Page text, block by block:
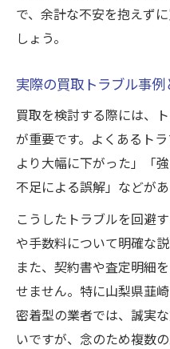
で、余計な不安を抱えず
しょう。
実際の買取トラブル事
買取を検討する際には、
が重要です。よくあるト
より大幅に下がった」「
不足による誤解」などがあ
こうしたトラブルを回避
や手数料について明確な
また、契約書や査定明細
せません。特に山梨県韮
密着型の業者では、誠実
いですが、念のため複数